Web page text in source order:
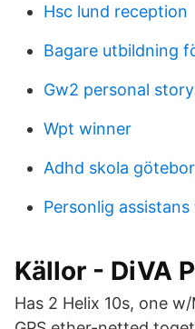
Hsc lund reception
Bagare utbildning
Gw2 personal story
Wpt winner
Adhd skola
Personlig
Källor - DiVA
Has 2 Helix 10s, one